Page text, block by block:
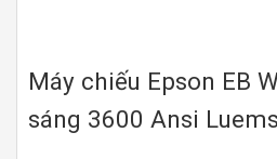
Máy chiếu Epson EB
sáng 3600 Ansi